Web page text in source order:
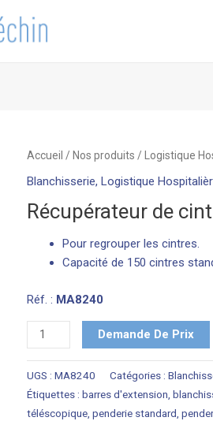
Accueil / Nos produits / Logistique
Blanchisserie,Logistique
Récupérateur de
Pour regrouper les cintres.
Capacité de 150 cintres
Réf. : MA8240
quantité
de
de
Demande De Prix
UGS :MA8240 Catégories :
Étiquettes :barres d'extension,
téléscopique,penderie standard,